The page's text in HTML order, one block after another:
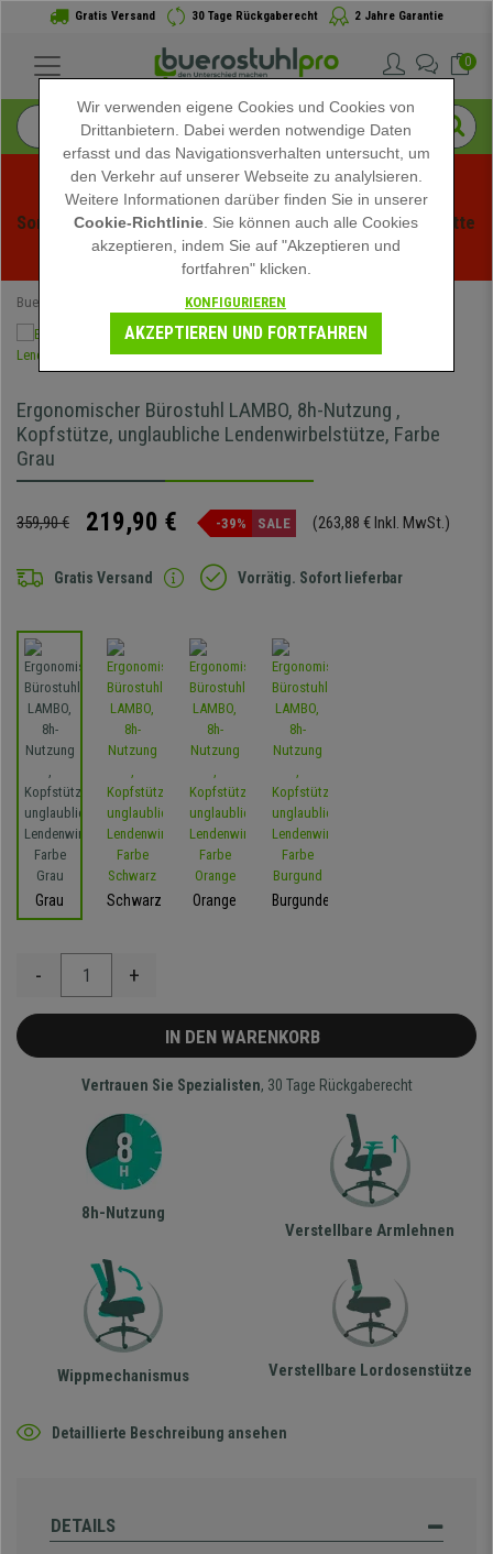
Gratis Versand 30 Tage Rückgaberecht 2 Jahre Garantie
0
Sommerschlussverauf bei buerstuhlpro! Exklusive Rabatte
für kurze Zeit - Aktion ansehen -
Buerostuhlpro Ergonomische Bürostühle
Ergonomischer Bürostuhl LAMBO, 8h-Nutzung ,
Kopfstütze, unglaubliche Lendenwirbelstütze, Farbe
Grau
359,90 € 219,90 € -39% SALE (263,88 € Inkl. MwSt.)
Gratis Versand Vorrätig. Sofort lieferbar
Grau Schwarz Orange Burgunder
- +
IN DEN WARENKORB
Vertrauen Sie Spezialisten, 30 Tage Rückgaberecht
8h-Nutzung
Verstellbare Armlehnen
Wippmechanismus Verstellbare Lordosenstütze
Detaillierte Beschreibung ansehen
DETAILS
Wir verwenden eigene Cookies und Cookies von
Drittanbietern. Dabei werden notwendige Daten
erfasst und das Navigationsverhalten untersucht, um
den Verkehr auf unserer Webseite zu analylsieren.
Weitere Informationen darüber finden Sie in unserer
Cookie-Richtlinie . Sie können auch alle Cookies
akzeptieren, indem Sie auf "Akzeptieren und
fortfahren" klicken.
KONFIGURIEREN
AKZEPTIEREN UND FORTFAHREN